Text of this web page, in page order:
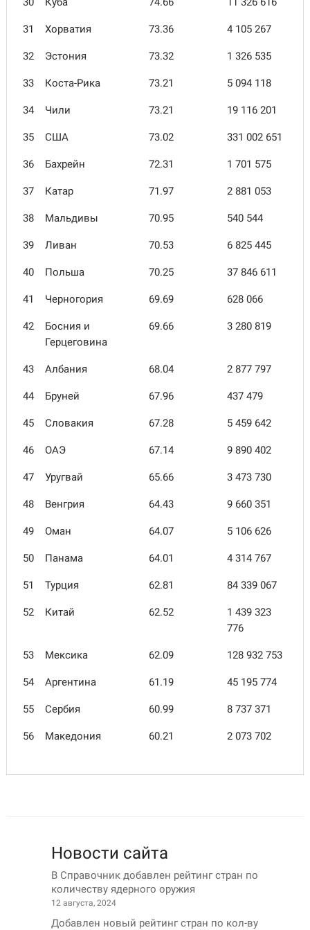
31 Хорватия 73.36 4 105 267
32 Эстония 73.32 1 326 535
33 Коста-Рика 73.21 5 094 118
34 Чили 73.21 19 116 201
35 США 73.02 331 002 651
36 Бахрейн 72.31 1 701 575
37 Катар 71.97 2 881 053
38 Мальдивы 70.95 540 544
39 Ливан 70.53 6 825 445
40 Польша 70.25 37 846 611
41 Черногория 69.69 628 066
42
Босния и
Герцеговина
69.66 3 280 819
43 Албания 68.04 2 877 797
44 Бруней 67.96 437 479
45 Словакия 67.28 5 459 642
46 ОАЭ 67.14 9 890 402
47 Уругвай 65.66 3 473 730
48 Венгрия 64.43 9 660 351
49 Оман 64.07 5 106 626
50 Панама 64.01 4 314 767
51 Турция 62.81 84 339 067
52 Китай 62.52
1 439 323
776
53 Мексика 62.09 128 932 753
54 Аргентина 61.19 45 195 774
55 Сербия 60.99 8 737 371
56 Македония 60.21 2 073 702
Новости сайта
В Справочник добавлен рейтинг стран по
количеству ядерного оружия
12 августа, 2024
Добавлен новый рейтинг стран по кол-ву